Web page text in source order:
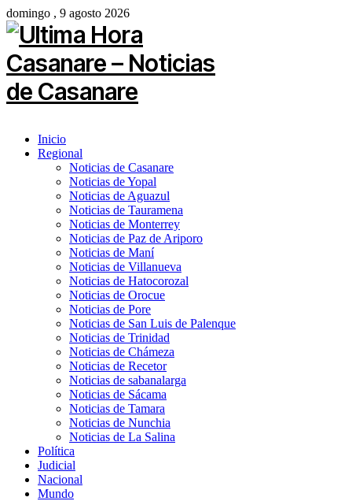
domingo , 9 agosto 2026
Inicio
Regional
Noticias de Casanare
Noticias de Yopal
Noticias de Aguazul
Noticias de Tauramena
Noticias de Monterrey
Noticias de Paz de Ariporo
Noticias de Maní
Noticias de Villanueva
Noticias de Hatocorozal
Noticias de Orocue
Noticias de Pore
Noticias de San Luis de Palenque
Noticias de Trinidad
Noticias de Chámeza
Noticias de Recetor
Noticias de sabanalarga
Noticias de Sácama
Noticias de Tamara
Noticias de Nunchia
Noticias de La Salina
Política
Judicial
Nacional
Mundo